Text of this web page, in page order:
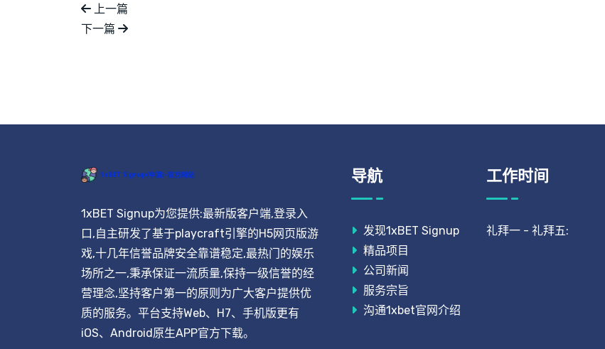
上一篇
下一篇
1xBET Signup为您提供:最新版客户端,登录入
口,自主研发了基于playcraft引擎的H5网页版游
戏,十几年信誉品牌安全靠谱稳定,最热门的娱乐
场所之一,秉承保证一流质量,保持一级信誉的经
营理念,坚持客户第一的原则为广大客户提供优
质的服务。平台支持Web、H7、手机版更有
iOS、Android原生APP官方下载。
导航
发现1xBET Signup
精品项目
公司新闻
服务宗旨
沟通1xbet官网介绍
工作时间
礼拜一 - 礼拜五: